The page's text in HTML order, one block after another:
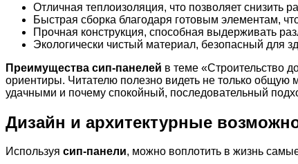
Отличная теплоизоляция, что позволяет снизить
Быстрая сборка благодаря готовым элементам,
Прочная конструкция, способная выдерживать
Экологически чистый материал, безопасный для
Преимущества сип-панелей в теме «Строительство
ориентиры. Читателю полезно видеть не только общую
удачными и почему спокойный, последовательный
Дизайн и архитектурные
Используя сип-панели, можно воплотить в жизнь